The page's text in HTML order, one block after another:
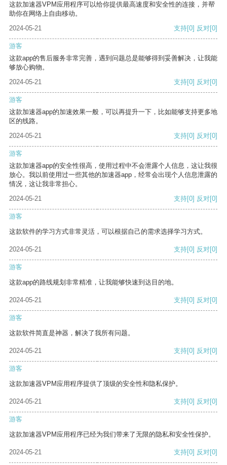
这款加速器VPM应用程序可以给你提供最高速度和安全性的连接，并帮
助你在网络上自由移动。
2024-05-21
支持[0] 反对[0]
游客
这款app的售后服务非常完善，遇到问题总是能够得到妥善解决，让我能
够放心购物。
2024-05-21
支持[0] 反对[0]
游客
这款加速器app的加速效果一般，可以再提升一下，比如能够支持更多地
区的线路。
2024-05-21
支持[0] 反对[0]
游客
这款加速器app的安全性很高，使用过程中不会泄露个人信息，这让我很
放心。我以前使用过一些其他的加速器app，经常会出现个人信息泄露的
情况，这让我非常担心。
2024-05-21
支持[0] 反对[0]
游客
这款软件的学习方式非常灵活，可以根据自己的需求选择学习方式。
2024-05-21 支持[0] 反对[0]
游客
这款app的路线规划非常精准，让我能够快速到达目的地。
2024-05-21 支持[0] 反对[0]
游客
这款软件简直是神器，解决了我所有问题。
2024-05-21 支持[0] 反对[0]
游客
这款加速器VPM应用程序提供了顶级的安全性和隐私保护。
2024-05-21 支持[0] 反对[0]
游客
这款加速器VPM应用程序已经为我们带来了无限的隐私和安全性保护。
2024-05-21 支持[0] 反对[0]